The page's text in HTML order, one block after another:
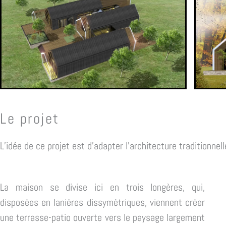
Le projet
L’idée de ce projet est d’adapter l’architecture
La maison se divise ici en trois longères, qui,
disposées en lanières dissymétriques, viennent créer
une terrasse-patio ouverte vers le paysage largement